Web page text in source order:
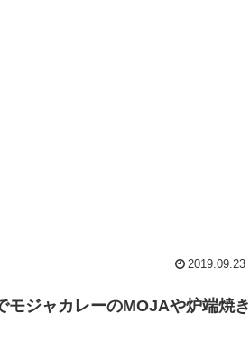
2019.09.23
モジャカレーのMOJAや炉端焼